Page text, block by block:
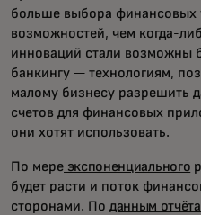
больше выбора финансовых
возможностей, чем когда-
инноваций стали возможны
банкингу — технологиям,
малому бизнесу разрешить
счетов для финансовых
они хотят использовать.
По мере экспоненциального
будет расти и поток
сторонами. По данным